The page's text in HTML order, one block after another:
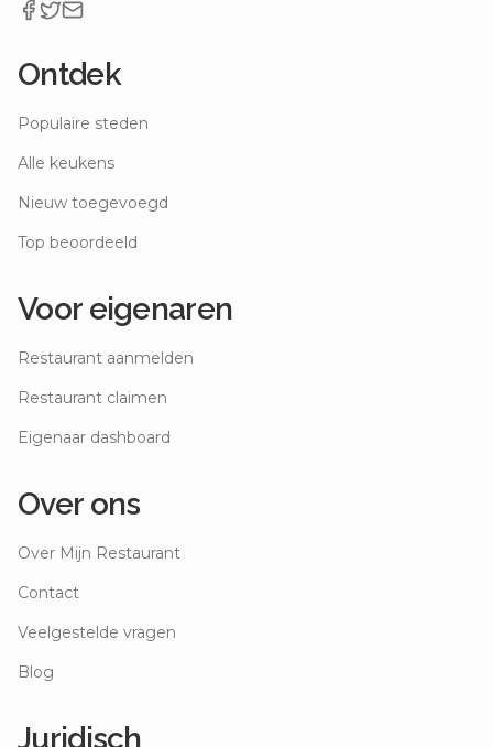
Ontdek
Populaire steden
Alle keukens
Nieuw toegevoegd
Top beoordeeld
Voor eigenaren
Restaurant aanmelden
Restaurant claimen
Eigenaar dashboard
Over ons
Over Mijn Restaurant
Contact
Veelgestelde vragen
Blog
Juridisch